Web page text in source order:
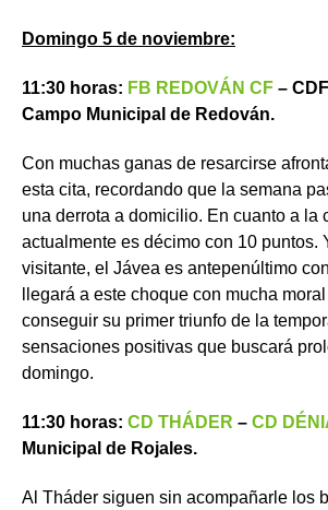
Domingo 5 de noviembre:
11:30 horas: FB REDOVÁN CF –
Campo Municipal de Redován.
Con muchas ganas de resarcirse
esta cita, recordando que la semana
una derrota a domicilio. En cuanto a la
actualmente es décimo con 10 puntos.
visitante, el Jávea es antepenúltimo
llegará a este choque con mucha
conseguir su primer triunfo de la
sensaciones positivas que buscará
domingo.
11:30 horas: CD THÁDER – CD
Municipal de Rojales.
Al Tháder siguen sin acompañarle los